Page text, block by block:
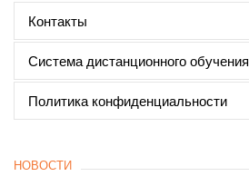
Контакты
Система дистанционного обучения
Политика конфиденциальности
НОВОСТИ